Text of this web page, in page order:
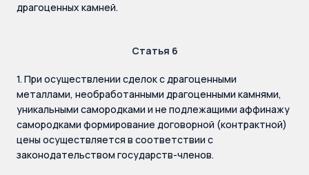
драгоценных камней.
Статья 6
1. При осуществлении сделок с драгоценными
металлами, необработанными драгоценными камнями,
уникальными самородками и не подлежащими аффинажу
самородками формирование договорной (контрактной)
цены осуществляется в соответствии с
законодательством государств-членов.